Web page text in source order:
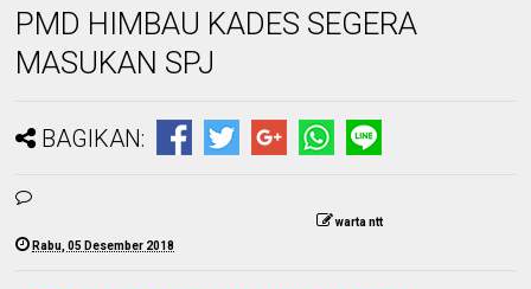
PMD HIMBAU KADES SEGERA
MASUKAN SPJ
BAGIKAN:
warta ntt
Rabu, 05 Desember 2018